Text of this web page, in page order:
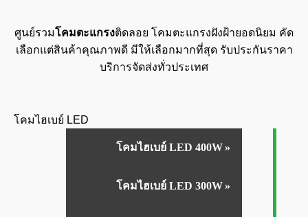
ศูนย์รวมโคมตะแกรงติดลอย โคมตะแกรงฝังฝ้ายอดนิยม คัด
เลือกแต่สินค้าคุณภาพดี มีให้เลือกมากที่สุด รับประกันราคา
บริการจัดส่งทั่วประเทศ
โคมไฮเบย์ LED
โคมไฮเบย์ LED 400W
โคมไฮเบย์ LED 300W